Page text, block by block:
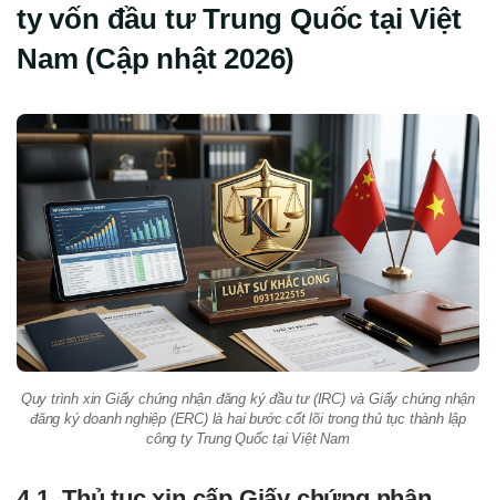
ty vốn đầu tư Trung Quốc tại Việt
Nam (Cập nhật 2026)
Quy trình xin Giấy chứng nhận đăng ký đầu tư (IRC) và Giấy chứng nhận
đăng ký doanh nghiệp (ERC) là hai bước cốt lõi trong thủ tục thành lập
công ty Trung Quốc tại Việt Nam